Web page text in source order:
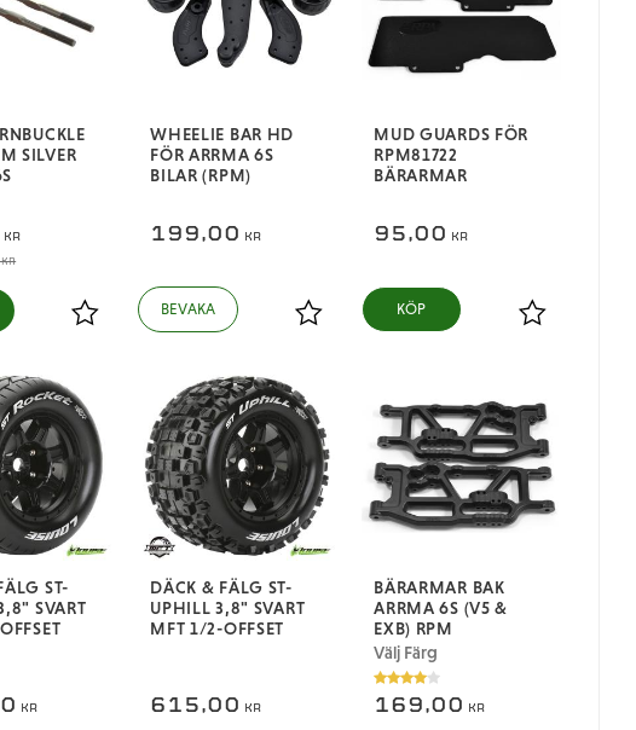
SILVER
KR
Lägg till i favoriter
WHEELIE BAR HD
FÖR ARRMA 6S
BILAR (RPM)
199,00 KR
Lägg till i favoriter
MUD GUARDS FÖR
RPM81722
BÄRARMAR
95,00 KR
Lägg till i
ST-
SVART
KR
DÄCK & FÄLG ST-
UPHILL 3,8" SVART
MFT 1/2-OFFSET
615,00 KR
BÄRARMAR BAK
ARRMA 6S (V5 &
EXB) RPM
Välj Färg
169,00 KR